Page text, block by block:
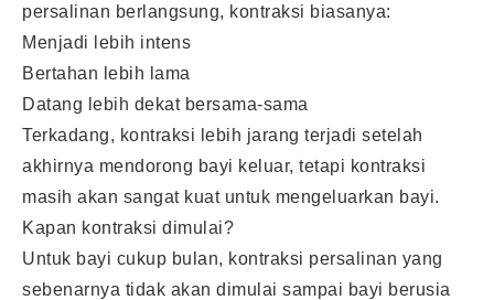
persalinan berlangsung, kontraksi biasanya:
Menjadi lebih intens
Bertahan lebih lama
Datang lebih dekat bersama-sama
Terkadang, kontraksi lebih jarang terjadi setelah
akhirnya mendorong bayi keluar, tetapi kontraksi
masih akan sangat kuat untuk mengeluarkan bayi.
Kapan kontraksi dimulai?
Untuk bayi cukup bulan, kontraksi persalinan yang
sebenarnya tidak akan dimulai sampai bayi berusia